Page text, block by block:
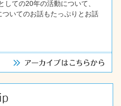
しての20年の活動について、
いてのお話もたっぷりとお話